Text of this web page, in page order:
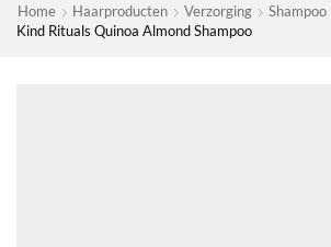
Home Haarproducten Verzorging
Shampoo
Kind Rituals Quinoa Almond Shampoo